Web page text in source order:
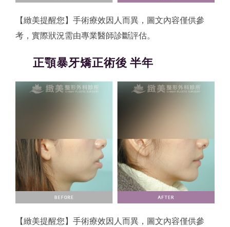
【緻美提醒您】手術療效因人而異，圖文內容僅供參
考，實際狀況需由專業醫師診斷評估。
正顎暴牙矯正術後 半年
【緻美提醒您】手術療效因人而異，圖文內容僅供參